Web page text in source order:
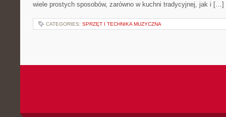
wiele prostych sposobów, zarówno w kuchni tradycyjnej, jak i […]
CATEGORIES: SPRZĘT I TECHNIKA MUZYCZNA